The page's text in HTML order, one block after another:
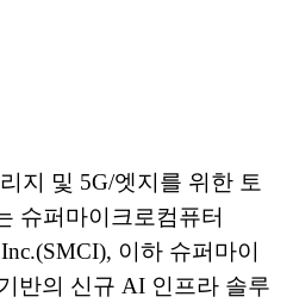
지 및 5G/엣지를 위한 토
슈퍼마이크로컴퓨터
이하 슈퍼마이
반의 신규 AI 인프라 솔루